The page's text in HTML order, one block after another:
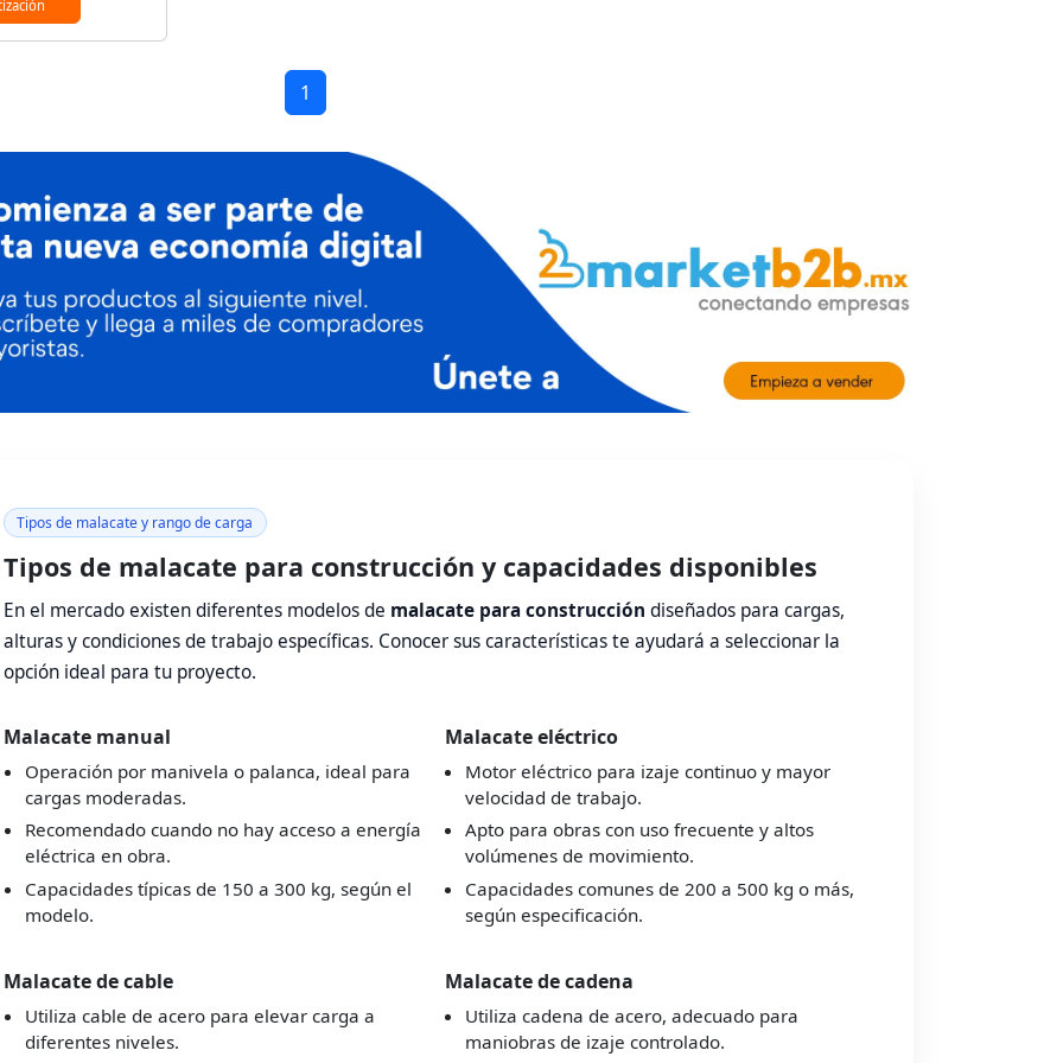
1
Tipos de malacate y rango de carga
Tipos de malacate para construcción y capacidades disponibles
En el mercado existen diferentes modelos de malacate para construcción diseñados para cargas,
alturas y condiciones de trabajo específicas. Conocer sus características te ayudará a seleccionar la
opción ideal para tu proyecto.
Malacate manual
Operación por manivela o palanca, ideal para
cargas moderadas.
Recomendado cuando no hay acceso a energía
eléctrica en obra.
Capacidades típicas de 150 a 300 kg, según el
modelo.
Malacate eléctrico
Motor eléctrico para izaje continuo y mayor
velocidad de trabajo.
Apto para obras con uso frecuente y altos
volúmenes de movimiento.
Capacidades comunes de 200 a 500 kg o más,
según especificación.
Malacate de cable
Utiliza cable de acero para elevar carga a
diferentes niveles.
Malacate de cadena
Utiliza cadena de acero, adecuado para
maniobras de izaje controlado.